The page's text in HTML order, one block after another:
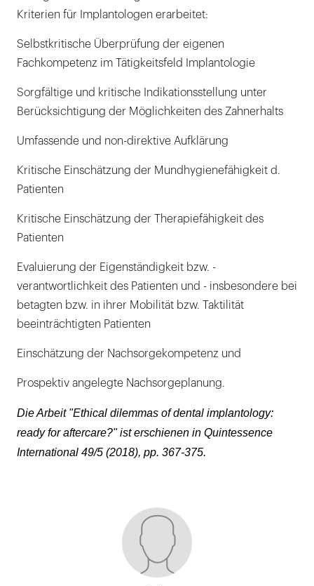
Kriterien für Implantologen erarbeitet:
Selbstkritische Überprüfung der eigenen
Fachkompetenz im Tätigkeitsfeld Implantologie
Sorgfältige und kritische Indikationsstellung unter
Berücksichtigung der Möglichkeiten des Zahnerhalts
Umfassende und non-direktive Aufklärung
Kritische Einschätzung der Mundhygienefähigkeit d.
Patienten
Kritische Einschätzung der Therapiefähigkeit des
Patienten
Evaluierung der Eigenständigkeit bzw. -
verantwortlichkeit des Patienten und - insbesondere bei
betagten bzw. in ihrer Mobilität bzw. Taktilität
beeinträchtigten Patienten
Einschätzung der Nachsorgekompetenz und
Prospektiv angelegte Nachsorgeplanung.
Die Arbeit "Ethical dilemmas of dental implantology:
ready for aftercare?" ist erschienen in Quintessence
International 49/5 (2018), pp. 367-375.